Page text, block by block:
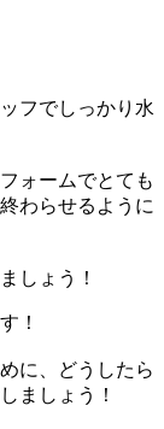
フでしっかり水
ォームでとても
わらせるように
しょう！
！
に、どうしたら
ましょう！